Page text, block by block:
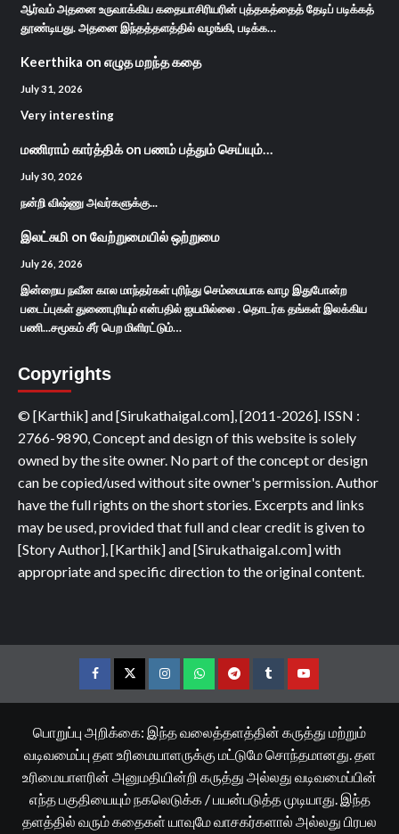
ஆர்வம் அதனை உருவாக்கிய கதையாசிரியரின் புத்தகத்தைத் தேடிப் படிக்கத்
தூண்டியது. அதனை இந்தத்தளத்தில் வழங்கி, படிக்க…
Keerthika on எழுத மறந்த கதை
July 31, 2026
Very interesting
மணிராம் கார்த்திக்on பணம் பத்தும் செய்யும்…
July 30, 2026
நன்றி விஷ்ணு அவர்களுக்கு...
இலட்சுமி on வேற்றுமையில் ஒற்றுமை
July 26, 2026
இன்றைய நவீன கால மாந்தர்கள் புரிந்து செம்மையாக வாழ இதுபோன்ற
படைப்புகள் துணைபுரியும் என்பதில் ஐயமில்லை . தொடர்க தங்கள் இலக்கிய
பணி...சமூகம் சீர் பெற மிளிரட்டும்…
Copyrights
© [Karthik] and [Sirukathaigal.com], [2011-2026]. ISSN :
2766-9890, Concept and design of this website is solely
owned by the site owner. No part of the concept or design
can be copied/used without site owner's permission. Author
have the full rights on the short stories. Excerpts and links
may be used, provided that full and clear credit is given to
[Story Author], [Karthik] and [Sirukathaigal.com] with
appropriate and specific direction to the original content.
FacebookTwitterInstagramWhatsappTelegramTumblrYouTube
பொறுப்பு அறிக்கை: இந்த வலைத்தளத்தின் கருத்து மற்றும்
வடிவமைப்பு தள உரிமையாளருக்கு மட்டுமே சொந்தமானது. தள
உரிமையாளரின் அனுமதியின்றி கருத்து அல்லது வடிவமைப்பின்
எந்த பகுதியையும் நகலெடுக்க / பயன்படுத்த முடியாது. இந்த
தளத்தில் வரும் கதைகள் யாவுமே வாசகர்களால் அல்லது பிரபல